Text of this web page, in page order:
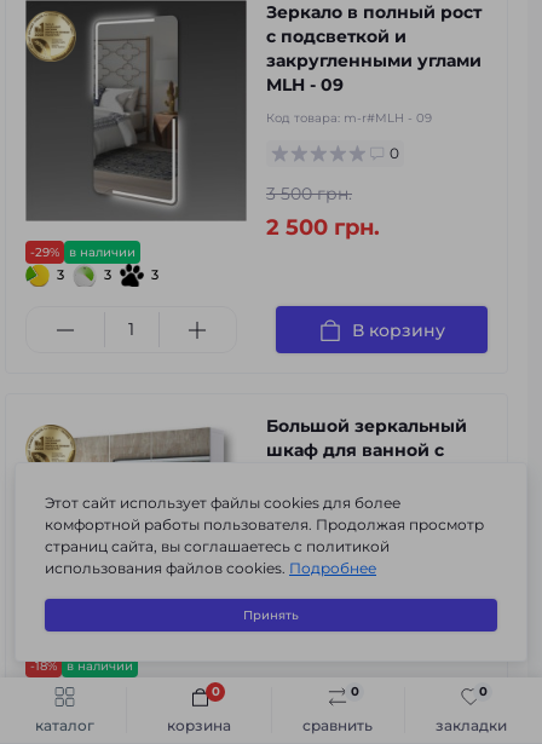
каталог сравнить
0
закладки
0
корзина
0
Быстрый заказ В корзину
-29% в наличии
3 3 3
Зеркало в полный рост
с подсветкой и
закругленными углами
MLH - 09
Код товара: m-r#MLH - 09
0
3 500 грн.
2 500 грн.
В корзину
-18% в наличии
3
Большой зеркальный
шкаф для ванной с
70 см
Код товара:s-k#G - 05 70
4 137 грн.
Этот сайт использует файлы cookies для более
комфортной работы пользователя. Продолжая просмотр
страниц сайта, вы соглашаетесь с политикой
использования файлов cookies. Подробнее
Принять